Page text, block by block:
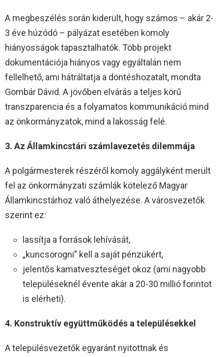
A megbeszélés során kiderült, hogy számos – akár 2-
3 éve húzódó – pályázat esetében komoly
hiányosságok tapasztalhatók. Több projekt
dokumentációja hiányos vagy egyáltalán nem
fellelhető, ami hátráltatja a döntéshozatalt, mondta
Gombár Dávid. A jövőben elvárás a teljes körű
transzparencia és a folyamatos kommunikáció mind
az önkormányzatok, mind a lakosság felé.
3. Az Államkincstári számlavezetés dilemmája
A polgármesterek részéről komoly aggályként merült
fel az önkormányzati számlák kötelező Magyar
Államkincstárhoz való áthelyezése. A városvezetők
szerint ez:
lassítja a források lehívását,
„kuncsorogni” kell a saját pénzükért,
jelentős kamatveszteséget okoz (ami nagyobb
településeknél évente akár a 20-30 millió forintot
is elérheti).
4. Konstruktív együttműködés a településekkel
A településvezetők egyaránt nyitottnak és